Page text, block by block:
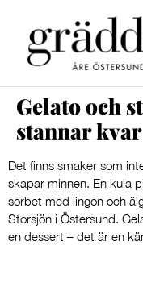
Gelato och
stannar kvar
Det finns smaker som
skapar minnen. En kula
sorbet med lingon och
Storsjön i Östersund.
en dessert – det är en